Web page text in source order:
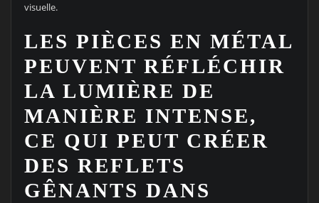
visuelle.
LES PIÈCES EN MÉTAL
PEUVENT RÉFLÉCHIR
LA LUMIÈRE DE
MANIÈRE INTENSE,
CE QUI PEUT CRÉER
DES REFLETS
GÊNANTS DANS